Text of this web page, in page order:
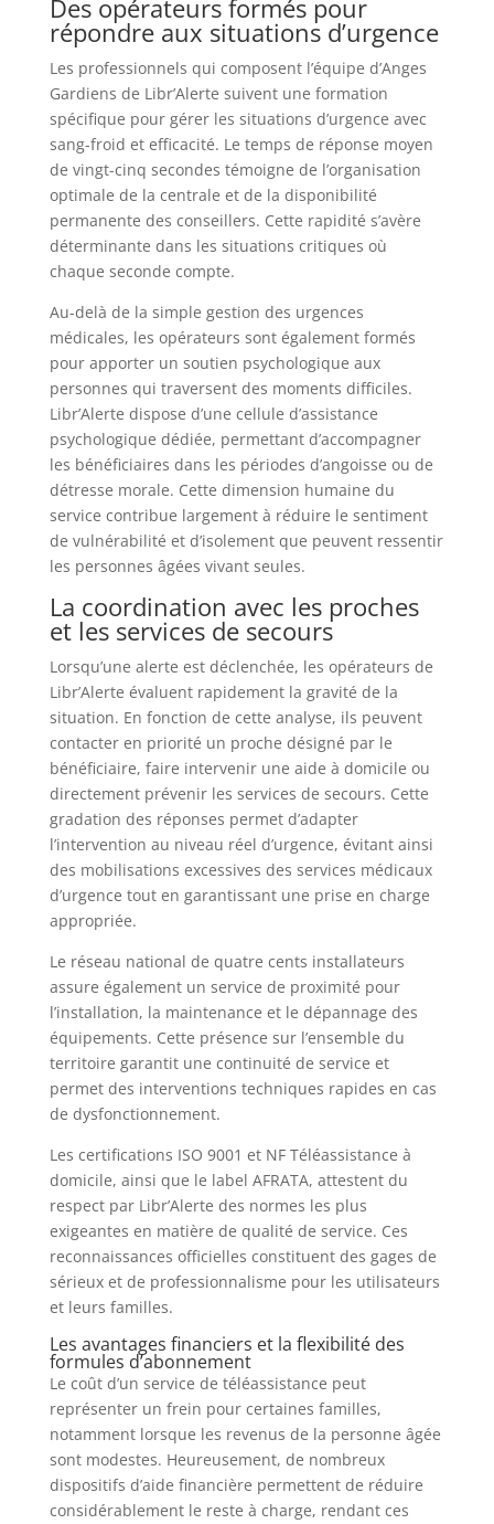
Des opérateurs formés pour
répondre aux situations d’urgence
Les professionnels qui composent l’équipe d’Anges
Gardiens de Libr’Alerte suivent une formation
spécifique pour gérer les situations d’urgence avec
sang-froid et efficacité. Le temps de réponse moyen
de vingt-cinq secondes témoigne de l’organisation
optimale de la centrale et de la disponibilité
permanente des conseillers. Cette rapidité s’avère
déterminante dans les situations critiques où
chaque seconde compte.
Au-delà de la simple gestion des urgences
médicales, les opérateurs sont également formés
pour apporter un soutien psychologique aux
personnes qui traversent des moments difficiles.
Libr’Alerte dispose d’une cellule d’assistance
psychologique dédiée, permettant d’accompagner
les bénéficiaires dans les périodes d’angoisse ou de
détresse morale. Cette dimension humaine du
service contribue largement à réduire le sentiment
de vulnérabilité et d’isolement que peuvent ressentir
les personnes âgées vivant seules.
La coordination avec les proches
et les services de secours
Lorsqu’une alerte est déclenchée, les opérateurs de
Libr’Alerte évaluent rapidement la gravité de la
situation. En fonction de cette analyse, ils peuvent
contacter en priorité un proche désigné par le
bénéficiaire, faire intervenir une aide à domicile ou
directement prévenir les services de secours. Cette
gradation des réponses permet d’adapter
l’intervention au niveau réel d’urgence, évitant ainsi
des mobilisations excessives des services médicaux
d’urgence tout en garantissant une prise en charge
appropriée.
Le réseau national de quatre cents installateurs
assure également un service de proximité pour
l’installation, la maintenance et le dépannage des
équipements. Cette présence sur l’ensemble du
territoire garantit une continuité de service et
permet des interventions techniques rapides en cas
de dysfonctionnement.
Les certifications ISO 9001 et NF Téléassistance à
domicile, ainsi que le label AFRATA, attestent du
respect par Libr’Alerte des normes les plus
exigeantes en matière de qualité de service. Ces
reconnaissances officielles constituent des gages de
sérieux et de professionnalisme pour les utilisateurs
et leurs familles.
Les avantages financiers et la flexibilité des
formules d’abonnement
Le coût d’un service de téléassistance peut
représenter un frein pour certaines familles,
notamment lorsque les revenus de la personne âgée
sont modestes. Heureusement, de nombreux
dispositifs d’aide financière permettent de réduire
considérablement le reste à charge, rendant ces